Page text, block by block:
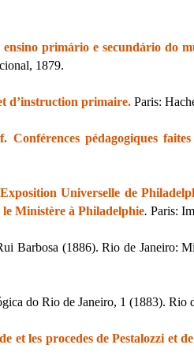
primário e secundário do
1879.
d’instruction primaire. Paris:
Conférences pédagogiques
Universelle de
Ministère à Philadelphie. Paris:
Barbosa (1886). Rio de Janeiro:
do Rio de Janeiro, 1 (1883). Rio
et les procedes de Pestalozzi et